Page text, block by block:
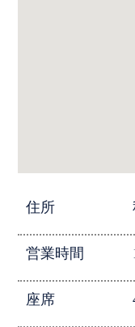
住所
営業時間
座席